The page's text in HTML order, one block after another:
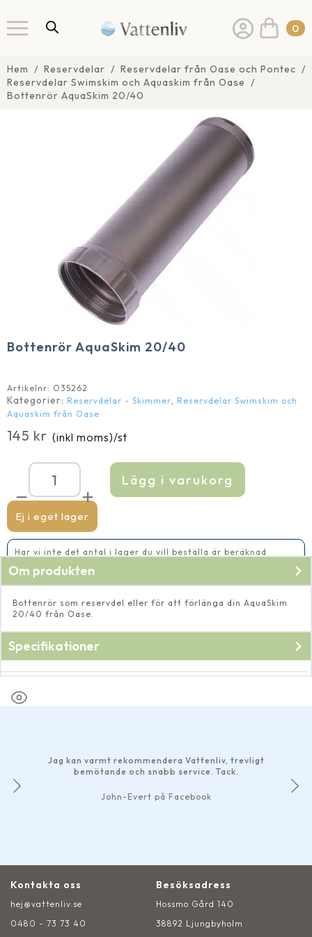
0
Hem Reservdelar
Reservdelar från Oase och Pontec
Reservdelar Swimskim och Aquaskim från Oase
Bottenrör AquaSkim 20/40
Bottenrör AquaSkim 20/40
Artikelnr: O35262
Kategorier: Reservdelar - Skimmer, Reservdelar Swimskim och
Aquaskim från Oase
145 kr (inkl moms)/st
Ej i eget lager
Bottenrör
AquaSkim
20/40
mängd
Lägg i varukorg
Har vi inte det antal i lager du vill beställa är beräknad
Om produkten
Bottenrör som reservdel eller för att förlänga din AquaSkim
20/40 från Oase.
Specifikationer
Jag kan varmt rekommendera Vattenliv, trevligt
bemötande och snabb service. Tack.
John-Evert på Facebook
Kontakta oss
hej@vattenliv.se
0480 - 73 73 40
Besöksadress
Hossmo Gård 140
38892 Ljungbyholm